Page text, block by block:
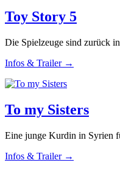
Toy Story 5
Die Spielzeuge sind zurück
Infos & Trailer →
To my Sisters
Eine junge Kurdin in Syrien
Infos & Trailer →